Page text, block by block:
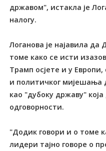
државом", истакла је
налогу.
Логанова је најавила да
томе како се исти
Трамп осјете и у
и политичког мијешања
као "дубоку државу" која
одговорности.
"Додик говори и о томе
лидери тајно говоре о